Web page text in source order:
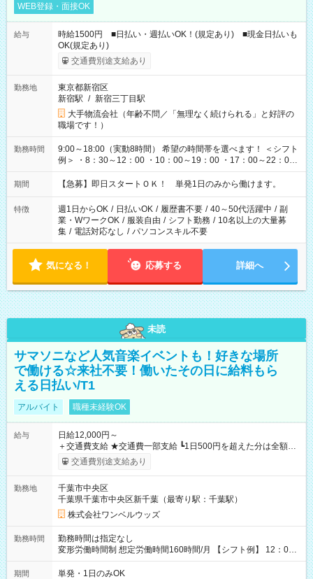
WEB登録・面接OK
給与
時給1500円 ■日払い・週払いOK！(規定あり) ■現金日払いも
OK(規定あり)
交通費別途支給あり
勤務地
東京都新宿区
新宿駅 / 新宿三丁目駅
大手物流会社（年齢不問／「無理なく続けられる」と好評の
職場です！）
勤務時間
9:00～18:00（実動8時間） 希望の時間帯を選べます！ ＜シフト
例＞ ・8：30～12：00 ・10：00～19：00 ・17：00～22：00
・13：00～22：00 ・22：00～翌6：00 など
期間 【急募】即日スタートＯＫ！ 単発1日のみから働けます。
特徴 週1日からOK / 日払いOK / 履歴書不要 / 40～50代活躍中 / 副
業・WワークOK / 服装自由 / シフト勤務 / 10名以上の大量募
集 / 電話対応なし / パソコンスキル不要
気になる！ 応募する 詳細へ
未読
サマソニなど人気音楽イベントも！好きな場所
で働ける☆来社不要！働いたその日に給料もら
える日払い/T1
アルバイト 職種未経験OK
給与
日給12,000円～
＋交通費支給 ★交通費一部支給 ┗1日500円を超えた分は全額支
給！ ※往復500円以内の方は自己負担となります ★日払いOK！
（規定あり） ┗働いたその日に現金GET♪ お仕事後はコンビニ
なし
交通費別途支給あり
勤務地
千葉市中央区
千葉県千葉市中央区新千葉（最寄り駅：千葉駅）
株式会社ワンベルウッズ
勤務時間
勤務時間は指定なし
変形労働時間制 想定労働時間160時間/月 【シフト例】 12：00
～22：00
期間 単発・1日のみOK